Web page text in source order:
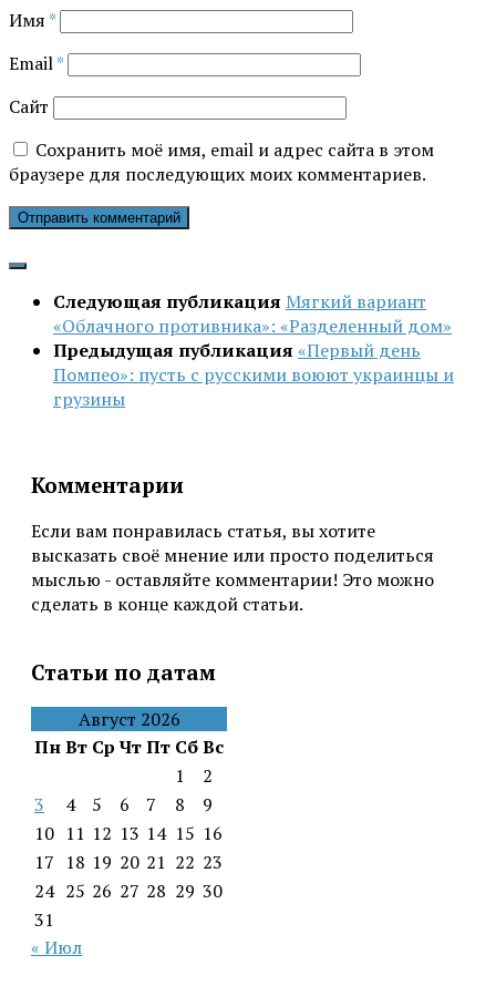
Имя *
Email*
Сайт
Сохранить моё имя, email и адрес сайта в этом
браузере для последующих моих комментариев.
Следующая публикация Мягкий вариант
«Облачного противника»: «Разделенный дом»
Предыдущая публикация «Первый день
Помпео»: пусть с русскими воюют украинцы и
грузины
Комментарии
Если вам понравилась статья, вы хотите
высказать своё мнение или просто поделиться
мыслью - оставляйте комментарии! Это можно
сделать в конце каждой статьи.
Статьи по датам
Август 2026
ПнВт Ср ЧтПт СбВс
1
2
3
4 5 6 7 8
9
10 11 12 13 14 15 16
17 18 19 20 21 22 23
24 25 26 27 28 29 30
31
« Июл